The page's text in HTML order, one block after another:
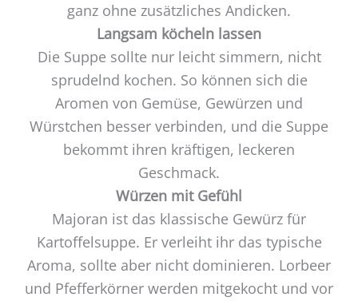
ganz ohne zusätzliches Andicken.
Langsam köcheln lassen
Die Suppe sollte nur leicht simmern, nicht
sprudelnd kochen. So können sich die
Aromen von Gemüse, Gewürzen und
Würstchen besser verbinden, und die Suppe
bekommt ihren kräftigen, leckeren
Geschmack.
Würzen mit Gefühl
Majoran ist das klassische Gewürz für
Kartoffelsuppe. Er verleiht ihr das typische
Aroma, sollte aber nicht dominieren. Lorbeer
und Pfefferkörner werden mitgekocht und vor